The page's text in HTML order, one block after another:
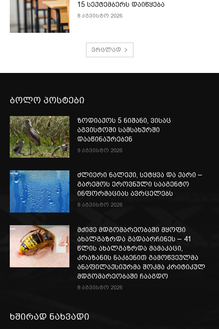
15 სექტემბერს დაიწყება
8 აგვისტო 2026
ვრცლად
ბოლო პოსტები
ზოდიაქოს 5 ნიშანი, ვისაც
აგვისტოში სამსახურში
დააწინაურებენ
9 აგვისტო 2026
ძლიერი ნალექი, სეტყვა და ქარი –
გარემოს ეროვნული სააგენტო
ინფორმაციას ავრცელებს
8 აგვისტო 2026
მძიმე მდგომარეობაში მყოფი
ახალგაზრდა გადაარჩინეს – 41
წლის ახალგაზრდა მამაკაცი,
კრაზანის ნაკბენით გამოწვეულმა
ანაფილაქსიურმა შოკმა კრიტიკულ
მდგომარეობაში ჩააგდო
8 აგვისტო 2026
ხშირად ნახვადი